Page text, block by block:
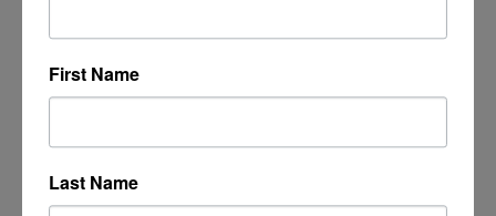
First Name
Last Name